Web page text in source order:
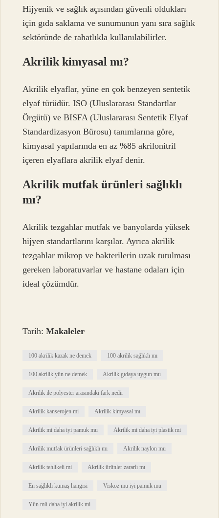
Hijyenik ve sağlık açısından güvenli oldukları
için gıda saklama ve sunumunun yanı sıra sağlık
sektöründe de rahatlıkla kullanılabilirler.
Akrilik kimyasal mı?
Akrilik elyaflar, yüne en çok benzeyen sentetik
elyaf türüdür. ISO (Uluslararası Standartlar
Örgütü) ve BISFA (Uluslararası Sentetik Elyaf
Standardizasyon Bürosu) tanımlarına göre,
kimyasal yapılarında en az %85 akrilonitril
içeren elyaflara akrilik elyaf denir.
Akrilik mutfak ürünleri sağlıklı
mı?
Akrilik tezgahlar mutfak ve banyolarda yüksek
hijyen standartlarını karşılar. Ayrıca akrilik
tezgahlar mikrop ve bakterilerin uzak tutulması
gereken laboratuvarlar ve hastane odaları için
ideal çözümdür.
Tarih:Makaleler
100 akrilik kazak ne demek 100 akrilik sağlıklı mı
100 akrilik yün ne demek Akrilik gıdaya uygun mu
Akrilik ile polyester arasındaki fark nedir
Akrilik kanserojen mi Akrilik kimyasal mı
Akrilik mi daha iyi pamuk mu Akrilik mi daha iyi plastik mi
Akrilik mutfak ürünleri sağlıklı mı Akrilik naylon mu
Akrilik tehlikeli mi Akrilik ürünler zararlı mı
En sağlıklı kumaş hangisi Viskoz mu iyi pamuk mu
Yün mü daha iyi akrilik mi